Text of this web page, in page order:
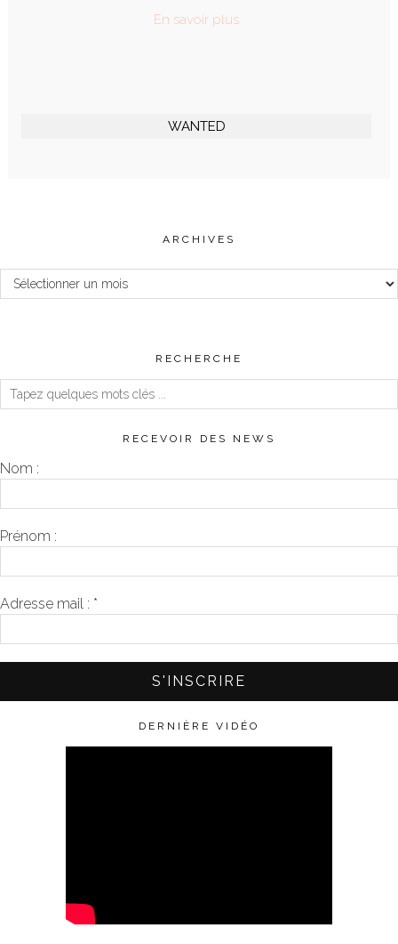
En savoir plus
WANTED
ARCHIVES
Archives
RECHERCHE
RECEVOIR DES NEWS
Nom :
Prénom :
Adresse mail : *
DERNIÈRE VIDÉO